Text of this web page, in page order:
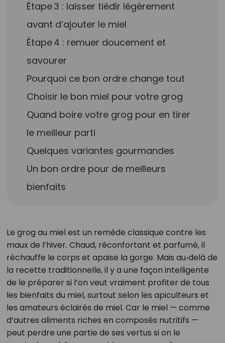
Étape 3 : laisser tiédir légèrement
avant d’ajouter le miel
Étape 4 : remuer doucement et
savourer
Pourquoi ce bon ordre change tout
Choisir le bon miel pour votre grog
Quand boire votre grog pour en tirer
le meilleur parti
Quelques variantes gourmandes
Un bon ordre pour de meilleurs
bienfaits
Le grog au miel est un remède classique contre les
maux de l’hiver. Chaud, réconfortant et parfumé, il
réchauffe le corps et apaise la gorge. Mais au‑delà de
la recette traditionnelle, il y a une façon intelligente
de le préparer si l’on veut vraiment profiter de tous
les bienfaits du miel, surtout selon les apiculteurs et
les amateurs éclairés de miel. Car le miel — comme
d’autres aliments riches en composés nutritifs —
peut perdre une partie de ses vertus si on le